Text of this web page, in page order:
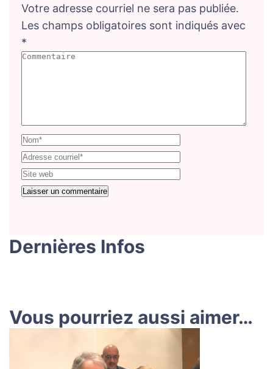
Votre adresse courriel ne sera pas publiée.
Les champs obligatoires sont indiqués avec
*
Dernières Infos
Vous pourriez aussi aimer…